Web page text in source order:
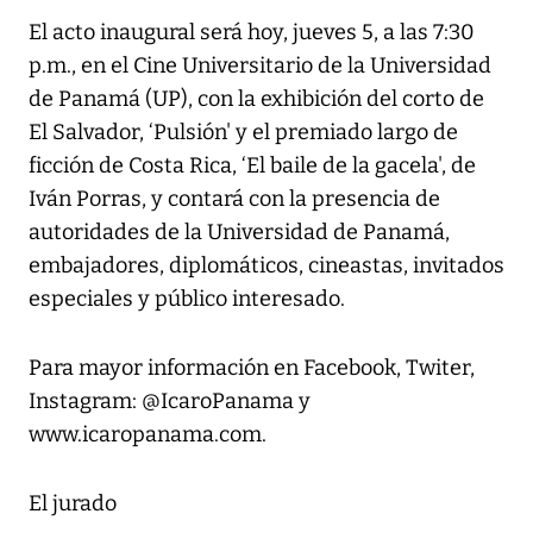
El acto inaugural será hoy, jueves 5, a las 7:30
p.m., en el Cine Universitario de la Universidad
de Panamá (UP), con la exhibición del corto de
El Salvador, ‘Pulsión' y el premiado largo de
ficción de Costa Rica, ‘El baile de la gacela', de
Iván Porras, y contará con la presencia de
autoridades de la Universidad de Panamá,
embajadores, diplomáticos, cineastas, invitados
especiales y público interesado.
Para mayor información en Facebook, Twiter,
Instagram: @IcaroPanama y
www.icaropanama.com.
El jurado